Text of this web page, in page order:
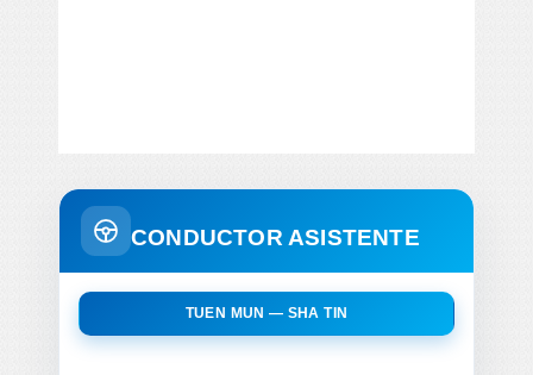
CONDUCTOR ASISTENTE
TUEN MUN — SHA TIN